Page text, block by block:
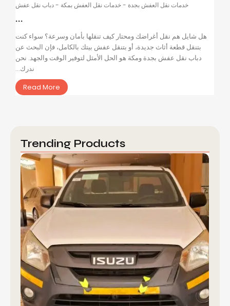
خدمات نقل العفش بجدة -خدمات نقل العفش بمكة -دباب نقل عفش
...
هل شايل هم نقل أغراضك ومحتار كيف تنقلها بأمان وسرعة؟ سواء كنت
بتنقل قطعة أثاث جديدة، أو بتنقل عفش بيتك بالكامل، فإن البحث عن
دباب نقل عفش بجدة ومكة هو الحل الأمثل لتوفير الوقت والجهد. نحن
ندرك...
Read More
Trending Products